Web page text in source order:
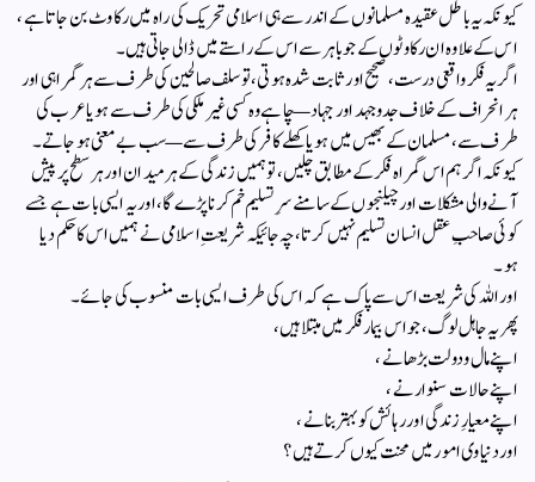
کیونکہ یہ باطل عقیدہ مسلمانوں کے اندر سے ہی اسلامی تحریک کی راہ میں رکاوٹ بن جاتا ہے،
اس کے علاوہ ان رکاوٹوں کے جو باہر سے اس کے راستے میں ڈالی جاتی ہیں۔
اگر یہ فکر واقعی درست، صحیح اور ثابت شدہ ہوتی، تو سلف صالحین کی طرف سے ہر گمراہی اور
ہر انحراف کے خلاف جدوجہد اور جہاد—چاہے وہ کسی غیر ملکی کی طرف سے ہو یا عرب کی
طرف سے، مسلمان کے بھیس میں ہو یا کھلے کافر کی طرف سے—سب بے معنی ہو جاتے۔
کیونکہ اگر ہم اس گمراہ فکر کے مطابق چلیں، تو ہمیں زندگی کے ہر میدان اور ہر سطح پر پیش
آنے والی مشکلات اور چیلنجوں کے سامنے سرِ تسلیم خم کرنا پڑے گا، اور یہ ایسی بات ہے جسے
کوئی صاحبِ عقل انسان تسلیم نہیں کرتا، چہ جائیکہ شریعتِ اسلامی نے ہمیں اس کا حکم دیا
ہو۔
اور اللہ کی شریعت اس سے پاک ہے کہ اس کی طرف ایسی بات منسوب کی جائے۔
پھر یہ جاہل لوگ، جو اس بیمار فکر میں مبتلا ہیں،
اپنے مال و دولت بڑھانے،
اپنے حالات سنوارنے،
اپنے معیارِ زندگی اور رہائش کو بہتر بنانے،
اور دنیاوی امور میں محنت کیوں کرتے ہیں؟